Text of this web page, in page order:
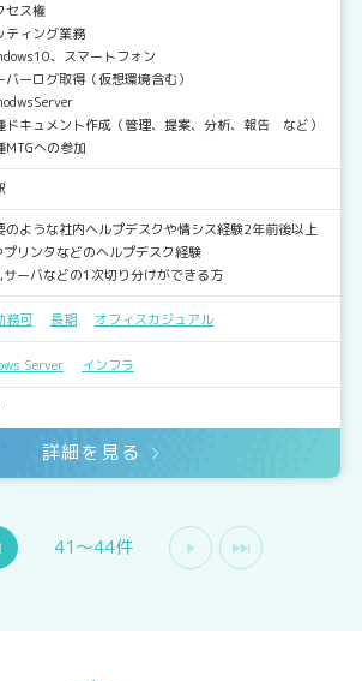
セス権
ティング業務
、スマートフォン
バーログ取得（仮想環境含む）
ドキュメント作成（管理、提案、分析、報告 など）
MTGへの参加
のような社内ヘルプデスクや情シス経験2年前後以上
プリンタなどのヘルプデスク経験
サーバなどの1次切り分けができる方
務可 長期 オフィスカジュアル
Server インフラ
詳細を見る
41〜44件